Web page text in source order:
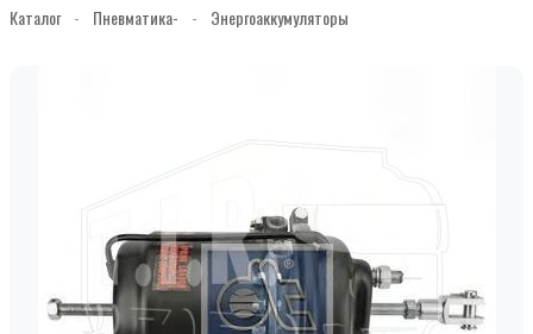
Каталог - Пневматика- - Энергоаккумуляторы